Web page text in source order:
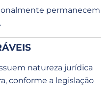
permanecem
natureza jurídica
conforme a legislação